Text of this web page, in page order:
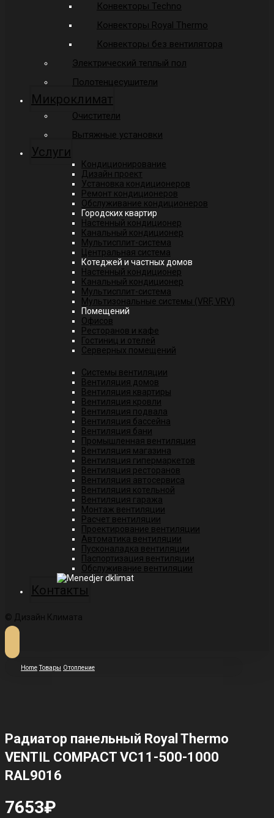
Конвекторы Techno
Конвекторы Royal Thermo
Конвекторы без вентилятора
Электрический теплый пол
Полотенцесушители
Микроклимат
Очистители
Вытяжные установки
Услуги
Кондиционирование
Дизайн проект
Установка кондиционеров
Ремонт кондиционеров
Обслуживание кондиционеров
Городских квартир
Настенный кондиционер
Канальный кондиционер
Мультисплит-система
Центральная система
Котеджей и частных домов
Настенный кондиционер
Канальный кондиционер
Мультисплит-система
Мультизональные системы (VRF, VRV)
Помещений
Офисов
Ресторанов и кафе
Гостиниц и отелей
Серверных помещений
Системы вентиляции
Вентиляция домов
Вентиляция квартиры
Вентиляция кровли
Вентиляция подвала
Вентиляция бассейна
Вентиляция бани
Промышленная вентиляция
Вентиляция магазина
Вентиляция гипермаркетов
Вентиляция ресторанов
Вентиляция автосервиса
Вентиляция котельной
Вентиляция гаража
Монтаж вентиляции
Расчет вентиляции
Проектирование вентиляции
Автоматика вентиляции
Пусконаладка вентиляции
Паспортизация вентиляции
Обслуживание вентиляции
Контакты
© Дизайн Климата
Home Товары Отопление
Радиатор панельный Royal Thermo
VENTIL COMPACT VC11-500-1000
RAL9016
7653₽